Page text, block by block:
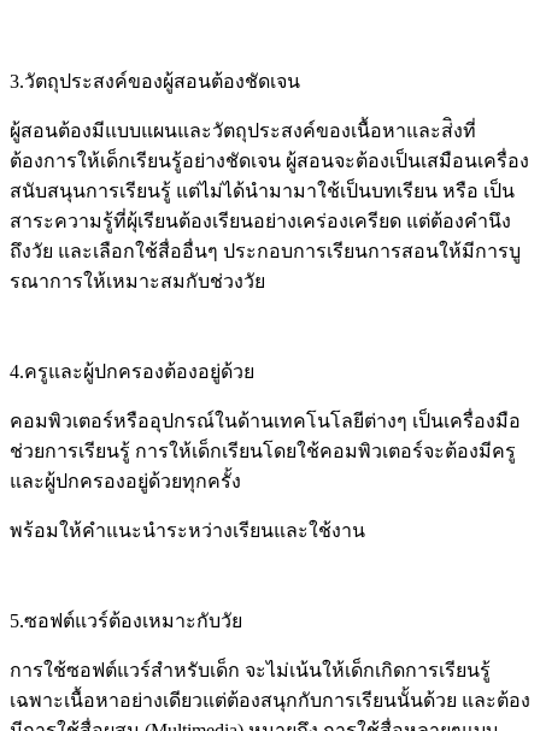
3.วัตถุประสงค์ของผู้สอนต้องชัดเจน
ผู้สอนต้องมีแบบแผนและวัตถุประสงค์ของเนื้อหาและส่ิงที่
ต้องการให้เด็กเรียนรู้อย่างชัดเจน ผู้สอนจะต้องเป็นเสมือนเครื่อง
สนับสนุนการเรียนรู้ แต่ไม่ได้นำมามาใช้เป็นบทเรียน หรือ เป็น
สาระความรู้ที่ผุ้เรียนต้องเรียนอย่างเคร่องเครียด แต่ต้องคำนึง
ถึงวัย และเลือกใช้สื่ออื่นๆ ประกอบการเรียนการสอนให้มีการบู
รณาการให้เหมาะสมกับช่วงวัย
4.ครูและผู้ปกครองต้องอยู่ด้วย
คอมพิวเตอร์หรืออุปกรณ์ในด้านเทคโนโลยีต่างๆ เป็นเครื่องมือ
ช่วยการเรียนรู้ การให้เด็กเรียนโดยใช้คอมพิวเตอร์จะต้องมีครู
และผู้ปกครองอยู่ด้วยทุกครั้ง
พร้อมให้คำแนะนำระหว่างเรียนและใช้งาน
5.ซอฟต์แวร์ต้องเหมาะกับวัย
การใช้ซอฟต์แวร์สำหรับเด็ก จะไม่เน้นให้เด็กเกิดการเรียนรู้
เฉพาะเนื้อหาอย่างเดียวแต่ต้องสนุกกับการเรียนนั้นด้วย และต้อง